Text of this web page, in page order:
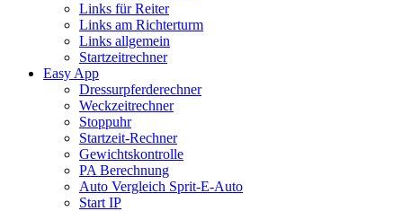
Links für Reiter
Links am Richterturm
Links allgemein
Startzeitrechner
Easy App
Dressurpferderechner
Weckzeitrechner
Stoppuhr
Startzeit-Rechner
Gewichtskontrolle
PA Berechnung
Auto Vergleich Sprit-E-Auto
Start IP